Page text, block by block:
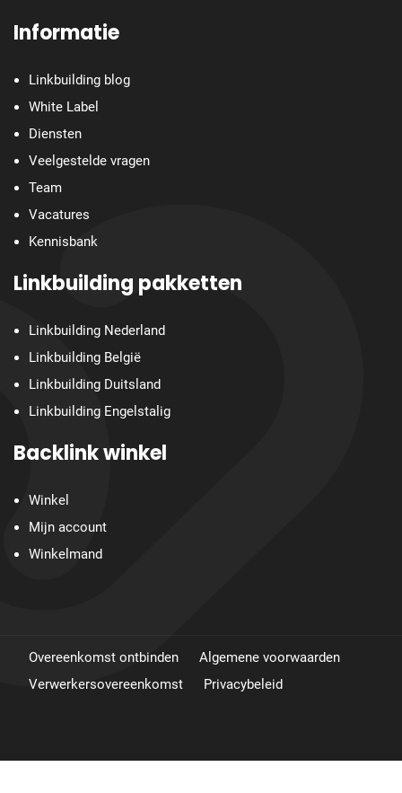
Informatie
Linkbuilding blog
White Label
Diensten
Veelgestelde vragen
Team
Vacatures
Kennisbank
Linkbuilding pakketten
Linkbuilding Nederland
Linkbuilding België
Linkbuilding Duitsland
Linkbuilding Engelstalig
Backlink winkel
Winkel
Mijn account
Winkelmand
Overeenkomst ontbinden
Algemene voorwaarden
Verwerkersovereenkomst
Privacybeleid